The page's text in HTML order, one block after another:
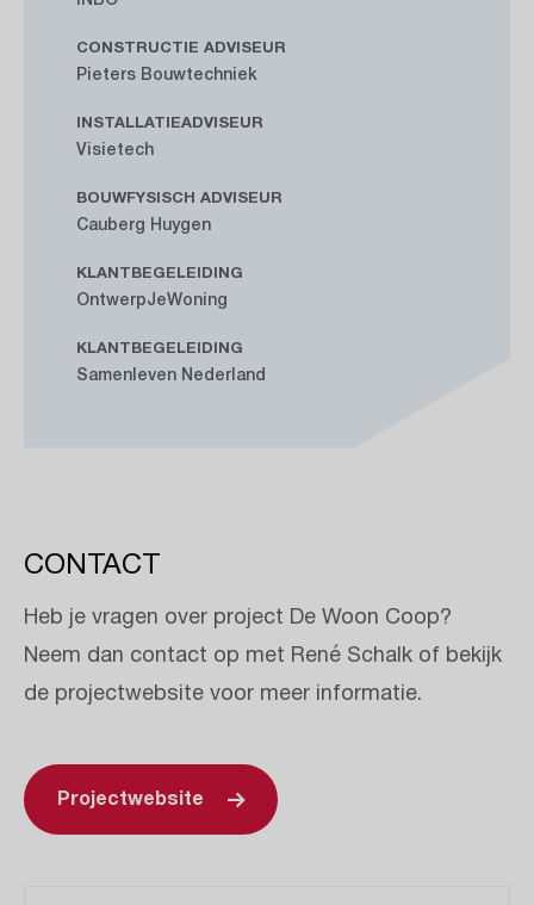
CONSTRUCTIE ADVISEUR
Pieters Bouwtechniek
INSTALLATIEADVISEUR
Visietech
BOUWFYSISCH ADVISEUR
Cauberg Huygen
KLANTBEGELEIDING
OntwerpJeWoning
KLANTBEGELEIDING
Samenleven Nederland
CONTACT
Heb je vragen over project De Woon Coop?
Neem dan contact op met René Schalk of bekijk
de projectwebsite voor meer informatie.
Projectwebsite